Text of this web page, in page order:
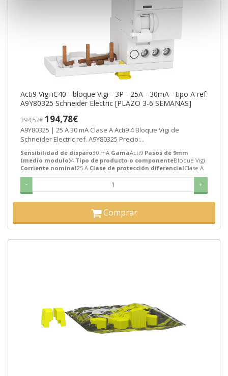
Acti9 Vigi iC40 - bloque Vigi - 3P - 25A - 30mA - tipo A ref.
A9Y80325 Schneider Electric [PLAZO 3-6 SEMANAS]
394,52€194,78€
A9Y80325 | 25 A 30 mA Clase A Acti9 4 Bloque Vigi de
Schneider Electric ref. A9Y80325 Precio:...
Sensibilidad de disparo30 mA GamaActi9 Pasos de 9mm
(medio modulo)4 Tipo de producto o componenteBloque Vigi
Corriente nominal25 A Clase de protección diferencialClase A
- +
Comprar